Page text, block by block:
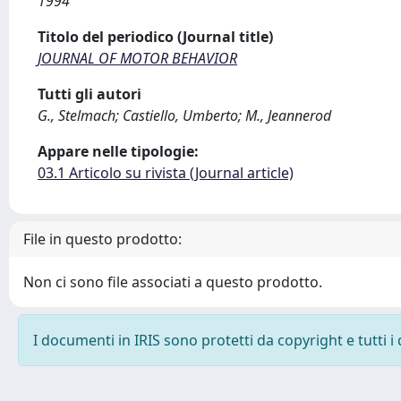
Titolo del periodico (Journal title)
JOURNAL OF MOTOR BEHAVIOR
Tutti gli autori
G., Stelmach; Castiello, Umberto; M., Jeannerod
Appare nelle tipologie:
03.1 Articolo su rivista (Journal article)
File in questo prodotto:
Non ci sono file associati a questo prodotto.
I documenti in IRIS sono protetti da copyright e tutti